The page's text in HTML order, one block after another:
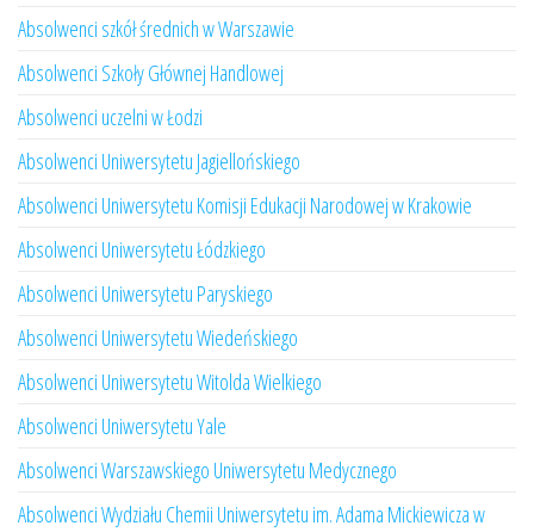
Absolwenci szkół średnich w Warszawie
Absolwenci Szkoły Głównej Handlowej
Absolwenci uczelni w Łodzi
Absolwenci Uniwersytetu Jagiellońskiego
Absolwenci Uniwersytetu Komisji Edukacji Narodowej w Krakowie
Absolwenci Uniwersytetu Łódzkiego
Absolwenci Uniwersytetu Paryskiego
Absolwenci Uniwersytetu Wiedeńskiego
Absolwenci Uniwersytetu Witolda Wielkiego
Absolwenci Uniwersytetu Yale
Absolwenci Warszawskiego Uniwersytetu Medycznego
Absolwenci Wydziału Chemii Uniwersytetu im. Adama Mickiewicza w